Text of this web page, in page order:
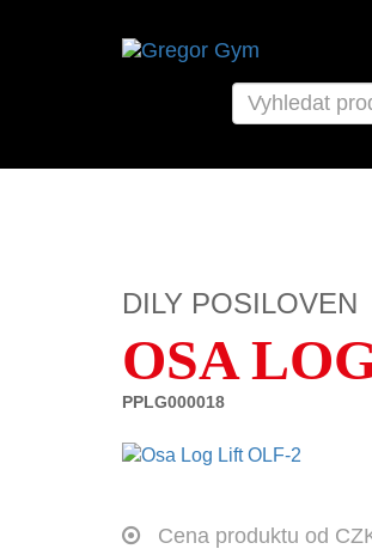
DILY POSILOVEN
OSA
PPLG000018
Cena produktu od